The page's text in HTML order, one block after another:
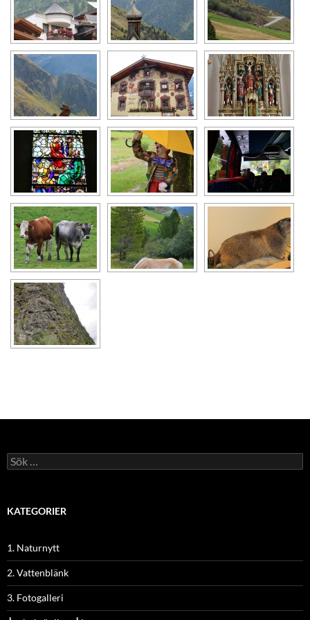
Sök
efter:
KATEGORIER
1. Naturnytt
2. Vattenblänk
3. Fotogalleri